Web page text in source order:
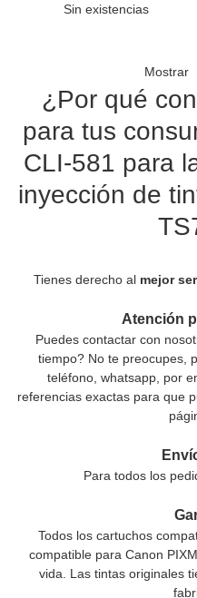
Sin existencias
Mostrar
¿Por qué
para tus
CLI-581 para
inyección de
Tienes derecho al mejor
Atención
Puedes contactar con
tiempo? No te preocupes,
teléfono, whatsapp, por
referencias exactas para que
Para todos los
Todos los cartuchos
compatible para Canon
vida. Las tintas originales